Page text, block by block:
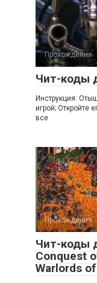
Прохождения
Чит-коды
Инструкция:
игрой; Откройте
все
Прохождения
Чит-коды
Conquest
Warlords